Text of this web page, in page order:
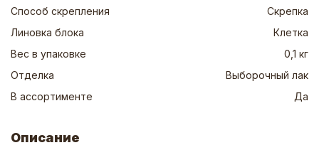
Способ скрепления
Скрепка
Линовка блока
Клетка
Вес в упаковке
0,1 кг
Отделка
Выборочный лак
В ассортименте
Да
Описание